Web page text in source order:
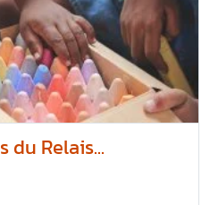
du Relais...